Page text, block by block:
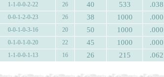
1-1-0-0-2-22 26 40 533 .038
0-0-1-2-0-23 26 38 1000 .000
0-0-1-0-3-16 20 50 1000 .000
0-1-0-1-0-20 22 45 1000 .000
1-1-0-0-1-13 16 26 215 .062